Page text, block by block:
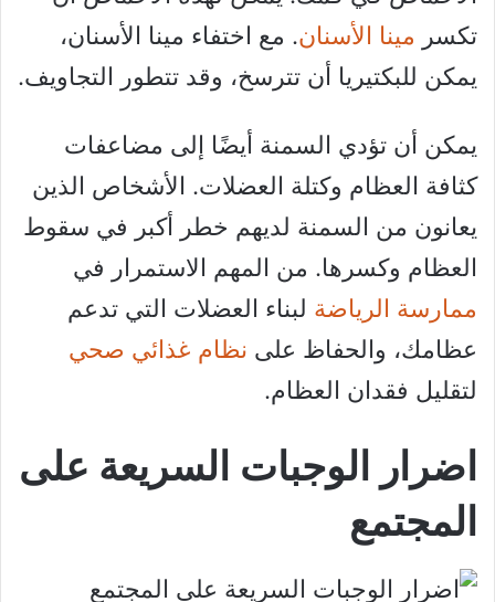
تكسر مينا الأسنان. مع اختفاء مينا الأسنان،
يمكن للبكتيريا أن تترسخ، وقد تتطور التجاويف.
يمكن أن تؤدي السمنة أيضًا إلى مضاعفات
كثافة العظام وكتلة العضلات. الأشخاص الذين
يعانون من السمنة لديهم خطر أكبر في سقوط
العظام وكسرها. من المهم الاستمرار في
ممارسة الرياضة لبناء العضلات التي تدعم
عظامك، والحفاظ على نظام غذائي صحي
لتقليل فقدان العظام.
اضرار الوجبات السريعة على
المجتمع